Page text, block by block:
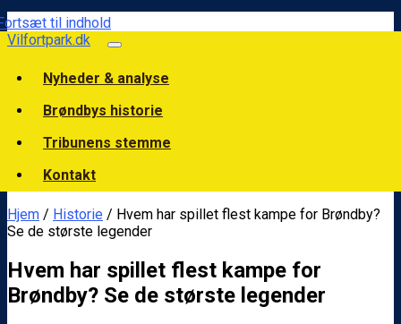
til indhold
Vilfortpark.dk
Nyheder & analyse
Brøndbys historie
Tribunens stemme
Kontakt
Hjem / Historie / Hvem har spillet flest kampe for Brøndby?
Se de største legender
Hvem har spillet flest kampe for
Brøndby? Se de største legender